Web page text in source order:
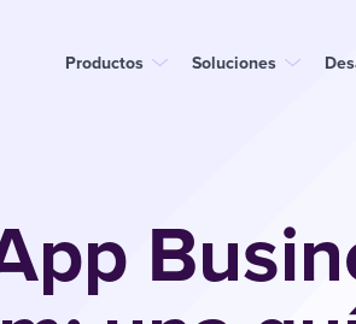
Productos Soluciones